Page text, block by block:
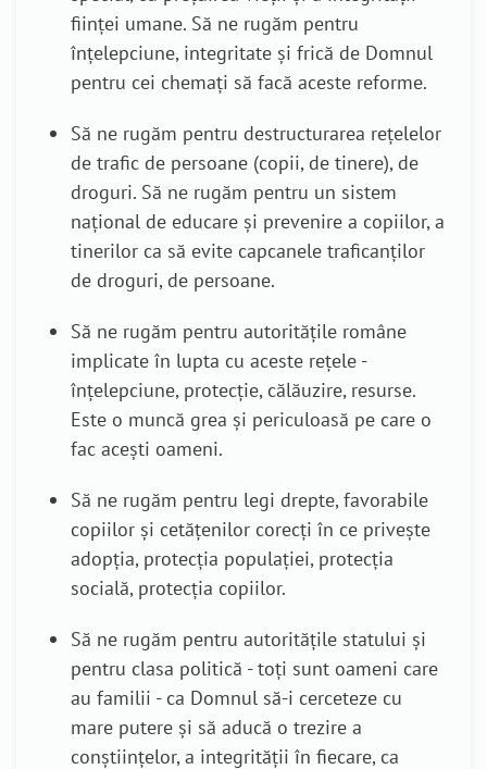
ființei umane. Să ne rugăm pentru
înțelepciune, integritate și frică de Domnul
pentru cei chemați să facă aceste reforme.
Să ne rugăm pentru destructurarea rețelelor
de trafic de persoane (copii, de tinere), de
droguri. Să ne rugăm pentru un sistem
național de educare și prevenire a copiilor, a
tinerilor ca să evite capcanele traficanților
de droguri, de persoane.
Să ne rugăm pentru autoritățile române
implicate în lupta cu aceste rețele -
înțelepciune, protecție, călăuzire, resurse.
Este o muncă grea și periculoasă pe care o
fac acești oameni.
Să ne rugăm pentru legi drepte, favorabile
copiilor și cetățenilor corecți în ce privește
adopția, protecția populației, protecția
socială, protecția copiilor.
Să ne rugăm pentru autoritățile statului și
pentru clasa politică - toți sunt oameni care
au familii - ca Domnul să-i cerceteze cu
mare putere și să aducă o trezire a
conștiințelor, a integrității în fiecare, ca